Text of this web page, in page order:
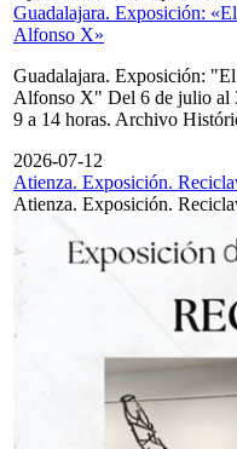
Guadalajara. Exposición:
Alfonso X»
Guadalajara. Exposición:
Alfonso X" Del 6 de julio al
9 a 14 horas. Archivo
2026-07-12
Atienza. Exposición.
Atienza. Exposición.